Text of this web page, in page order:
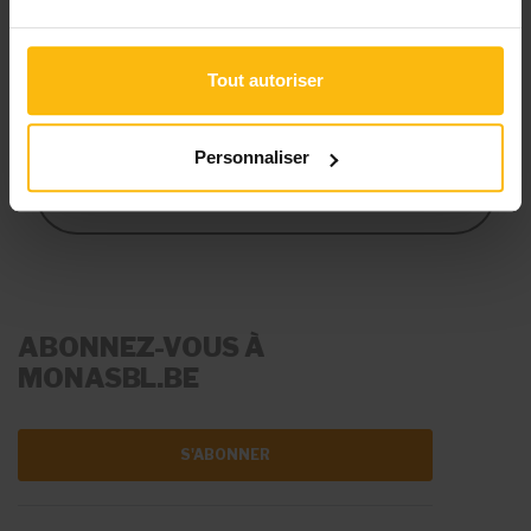
Tout autoriser
Personnaliser
votre structure.
S’ABONNER
VOIR LES TARIFS
ABONNEZ-VOUS À
MONASBL.BE
S'ABONNER